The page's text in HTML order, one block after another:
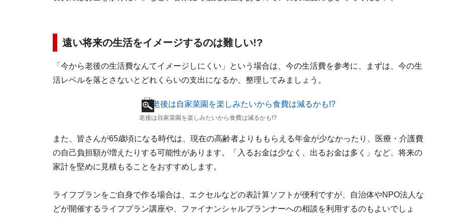
遠い将来の生活をイメージするのは難しい!?
「今から老後の生活費なんてイメージしにくい」という場合は、今の生活費を参考に、まずは、今の生
活レベルを落とさないとどれくらいの支出になるか、整理してみましょう。
老後は自家菜園を楽しみたいから食費は減るかも!?
また、皆さんが65歳頃になる時代は、現在の高齢者よりももらえる年金が少なかったり、医療・介護費
の自己負担額が増えたりする可能性があります。「入るお金は少なく、出るお金は多く」など、将来の
家計を堅めに見積もることをおすすめします。
ライフプランをご自身で作る場合は、エクセルなどの表計算ソフトが便利ですが、自治体やNPO法人な
どが開催するライフプラン講座や、ファイナンシャルプランナーへの相談を利用するのもよいでしょ